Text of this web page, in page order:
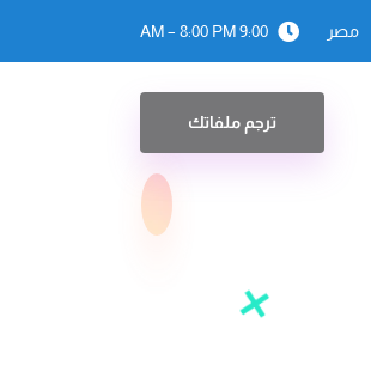
مصر 9:00 AM – 8:00 PM
ترجم ملفاتك